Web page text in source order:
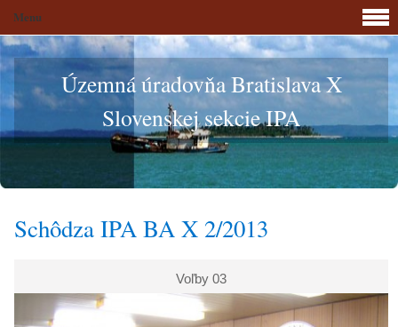
Územná úradovňa Bratislava X
Slovenskej sekcie IPA
Schôdza IPA BA X 2/2013
Voľby 03
Menu